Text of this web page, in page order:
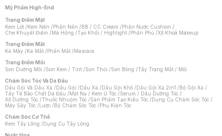
Mỹ Phẩm High-End
Trang Điểm Mặt
Kem Lót /Kem Nền /Phấn Nền /BB / CC Cream /Phấn Nước Cushion /
Che Khuyết Điểm /Má Hồng /Tạo Khối / Highlight /Phấn Phủ /Xịt Khoá Makeup
Trang Điểm Mắt
Kẻ Mày /Kẻ Mắt /Phấn Mắt /Mascara
Trang Điểm Môi
Son Dưỡng Môi /Son Kem / Tint /Son Thỏi /Son Bóng /Tẩy Trang Mắt / Môi
Chăm Sóc Tóc Và Da Đầu
Dầu Gội Và Dầu Xả /Dầu Gội /Dầu Xả /Dầu Gội Khô /Dầu Gội Xả 2in1 /Bộ Gội Xả /
Tẩy Tế Bào Chết Da Đầu /Mặt Nạ / Kem Ủ Tóc /Serum / Dầu Dưỡng Tóc /
Xịt Dưỡng Tóc /Thuốc Nhuộm Tóc /Sản Phẩm Tạo Kiểu Tóc /Dụng Cụ Chăm Sóc Tóc /
Máy Sấy Tóc /Lược /Bộ Chăm Sóc Tóc /Phụ Kiện Tóc
Chăm Sóc Cơ Thể
Kem Tẩy Lông /Dụng Cụ Tẩy Lông